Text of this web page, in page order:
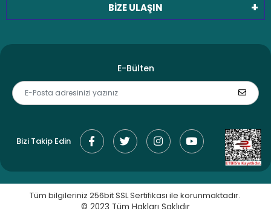
BİZE ULAŞIN
E-Bülten
Bizi Takip Edin
Tüm bilgileriniz 256bit SSL Sertifikası ile korunmaktadır.